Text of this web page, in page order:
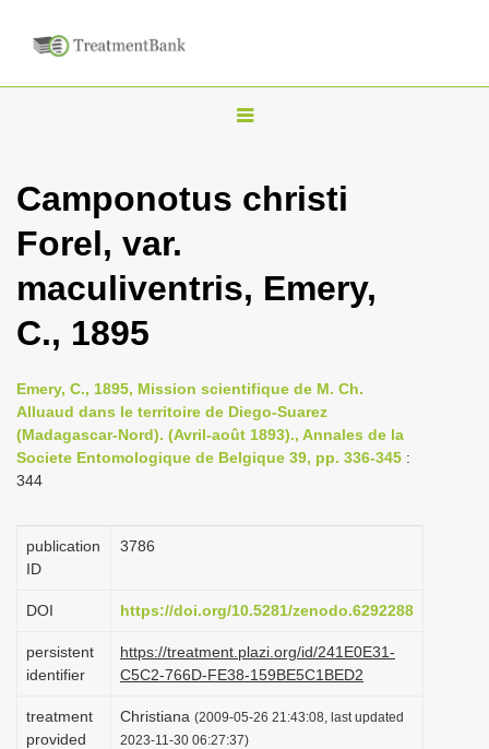
T
g
n
i
g
a
Camponotus christi
Forel, var.
maculiventris, Emery,
C., 1895
Emery, C., 1895, Mission scientifique de M. Ch.
Alluaud dans le territoire de Diego-Suarez
(Madagascar-Nord). (Avril-août 1893)., Annales de la
Societe Entomologique de Belgique 39, pp. 336-345 :
344
publication
ID
3786
DOI https://doi.org/10.5281/zenodo.6292288
persistent
identifier
https://treatment.plazi.org/id/241E0E31-
C5C2-766D-FE38-159BE5C1BED2
treatment
provided
Christiana (2009-05-26 21:43:08, last updated
2023-11-30 06:27:37)